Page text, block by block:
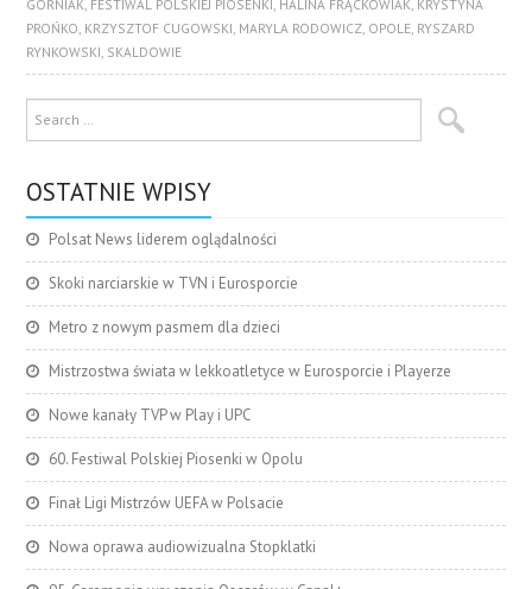
GÓRNIAK, FESTIWAL POLSKIEJ PIOSENKI, HALINA FRĄCKOWIAK, KRYSTYNA
PROŃKO, KRZYSZTOF CUGOWSKI, MARYLA RODOWICZ, OPOLE, RYSZARD
RYNKOWSKI, SKALDOWIE
OSTATNIE WPISY
Polsat News liderem oglądalności
Skoki narciarskie w TVN i Eurosporcie
Metro z nowym pasmem dla dzieci
Mistrzostwa świata w lekkoatletyce w Eurosporcie i Playerze
Nowe kanały TVP w Play i UPC
60. Festiwal Polskiej Piosenki w Opolu
Finał Ligi Mistrzów UEFA w Polsacie
Nowa oprawa audiowizualna Stopklatki